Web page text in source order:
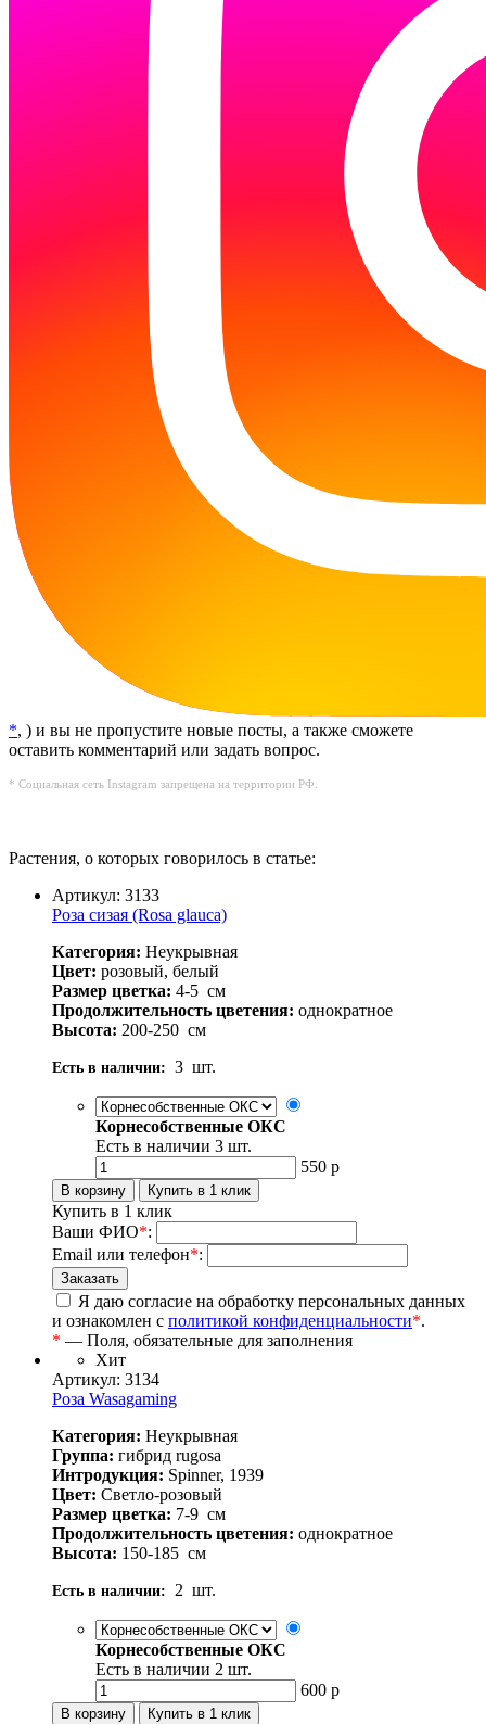
*, ) и вы не пропустите новые посты, а также сможете
оставить комментарий или задать вопрос.
* Социальная сеть Instagram запрещена на территории РФ.
Растения, о которых говорилось в статье:
Артикул: 3133
Роза сизая (Rosa glauca)
Категория: Неукрывная
Цвет: розовый, белый
Размер цветка: 4-5 см
Продолжительность цветения: однократное
Высота: 200-250 см
Есть в наличии: 3 шт.
Корнесобственные ОКС
Есть в наличии 3 шт.
550 р
Купить в 1 клик
Ваши ФИО*:
Email или телефон*:
Я даю согласие на обработку персональных данных
и ознакомлен с политикой конфиденциальности*.
* — Поля, обязательные для заполнения
Хит
Артикул: 3134
Роза Wasagaming
Категория: Неукрывная
Группа: гибрид rugosa
Интродукция: Spinner, 1939
Цвет: Светло-розовый
Размер цветка: 7-9 см
Продолжительность цветения: однократное
Высота: 150-185 см
Есть в наличии: 2 шт.
Корнесобственные ОКС
Есть в наличии 2 шт.
600 р